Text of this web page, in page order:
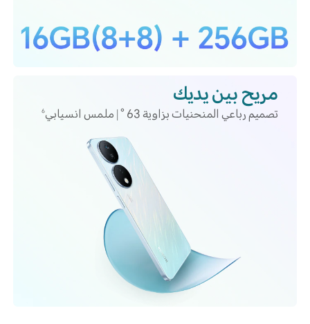
مريح بين يديك
تصميم رباعي المنحنيات بزاوية 63 ° | ملمس انسيابي 6